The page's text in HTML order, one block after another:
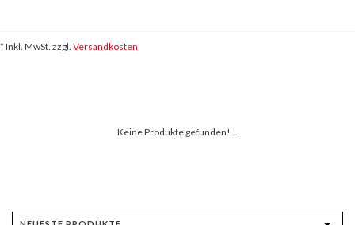
* Inkl. MwSt. zzgl. Versandkosten
Keine Produkte gefunden!...